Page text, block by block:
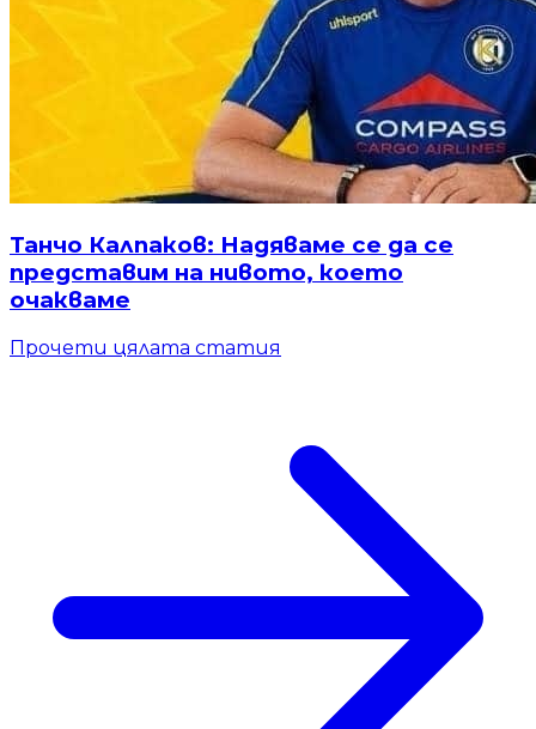
Танчо Калпаков: Надяваме се да се
представим на нивото, което
очакваме
Прочети цялата статия